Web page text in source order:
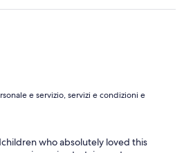
e servizio, servizi e condizioni e
who absolutely loved this